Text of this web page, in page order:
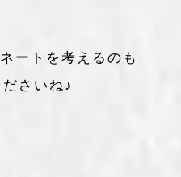
ートを考えるのも
さいね♪